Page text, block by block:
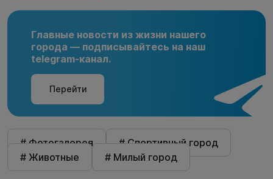
Главные новости из жизни нашего
города — подписывайтесь на наш
telegram-канал.
Перейти
# Фотогалерея
# Спортивный город
# Животные
# Милый город